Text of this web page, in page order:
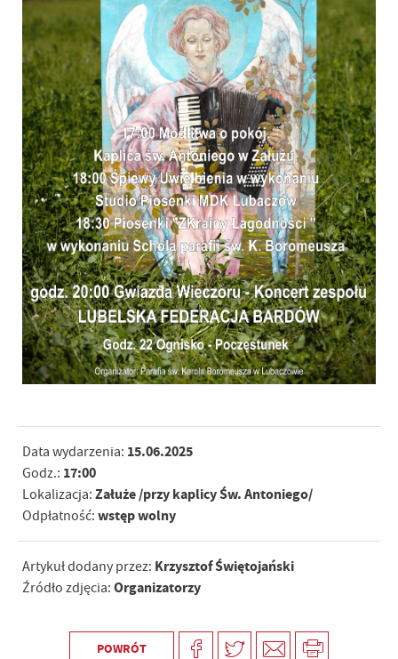
Data wydarzenia: 15.06.2025
Godz.: 17:00
Lokalizacja: Załuże /przy kaplicy Św. Antoniego/
Odpłatność: wstęp wolny
Artykuł dodany przez: Krzysztof Świętojański
Źródło zdjęcia: Organizatorzy
POWRÓT